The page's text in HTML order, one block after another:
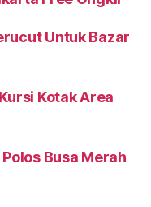
Untuk Bazar
Kotak Area
Busa Merah